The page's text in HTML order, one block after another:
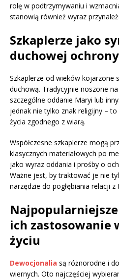
rolę w podtrzymywaniu i
stanowią również wyraz
Szkaplerze jako
duchowej ochrony
Szkaplerze od wieków kojarzone
duchową. Tradycyjnie noszone
szczególne oddanie Maryi lub
jednak nie tylko znak religijny –
życia zgodnego z wiarą.
Współczesne szkaplerze mogą
klasycznych materiałowych po
jako wyraz oddania i prośby o
Ważne jest, by traktować je nie
narzędzie do pogłębiania relacji z
ich zastosowanie
życiu
Dewocjonalia są różnorodne i
wiernych. Oto najczęściej